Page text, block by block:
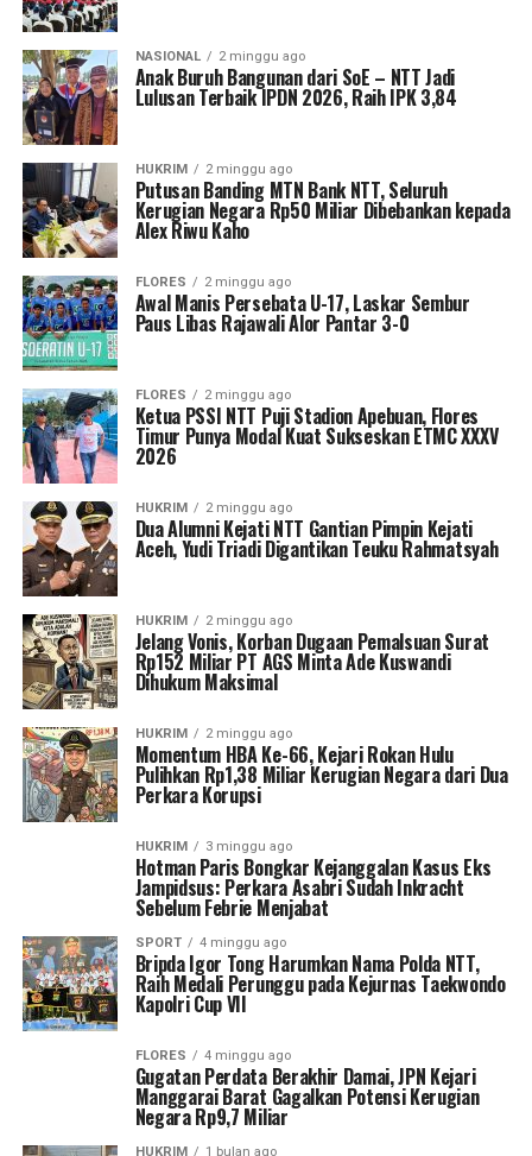
NASIONAL 2 minggu ago
Anak Buruh Bangunan dari SoE – NTT Jadi
Lulusan Terbaik IPDN 2026, Raih IPK 3,84
HUKRIM 2 minggu ago
Putusan Banding MTN Bank NTT, Seluruh
Kerugian Negara Rp50 Miliar Dibebankan kepada
Alex Riwu Kaho
FLORES 2 minggu ago
Awal Manis Persebata U-17, Laskar Sembur
Paus Libas Rajawali Alor Pantar 3-0
FLORES 2 minggu ago
Ketua PSSI NTT Puji Stadion Apebuan, Flores
Timur Punya Modal Kuat Sukseskan ETMC XXXV
2026
HUKRIM 2 minggu ago
Dua Alumni Kejati NTT Gantian Pimpin Kejati
Aceh, Yudi Triadi Digantikan Teuku Rahmatsyah
HUKRIM 2 minggu ago
Jelang Vonis, Korban Dugaan Pemalsuan Surat
Rp152 Miliar PT AGS Minta Ade Kuswandi
Dihukum Maksimal
HUKRIM 2 minggu ago
Momentum HBA Ke-66, Kejari Rokan Hulu
Pulihkan Rp1,38 Miliar Kerugian Negara dari Dua
Perkara Korupsi
HUKRIM 3 minggu ago
Hotman Paris Bongkar Kejanggalan Kasus Eks
Jampidsus: Perkara Asabri Sudah Inkracht
Sebelum Febrie Menjabat
SPORT 4 minggu ago
Bripda Igor Tong Harumkan Nama Polda NTT,
Raih Medali Perunggu pada Kejurnas Taekwondo
Kapolri Cup VII
FLORES 4 minggu ago
Gugatan Perdata Berakhir Damai, JPN Kejari
Manggarai Barat Gagalkan Potensi Kerugian
Negara Rp9,7 Miliar
HUKRIM 1 bulan ago